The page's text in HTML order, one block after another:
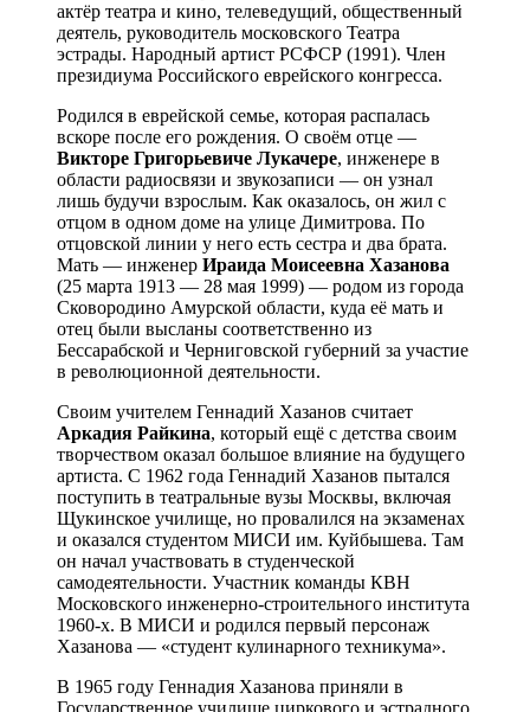
актёр театра и кино, телеведущий, общественный
деятель, руководитель московского Театра
эстрады. Народный артист РСФСР (1991). Член
президиума Российского еврейского конгресса.
Родился в еврейской семье, которая распалась
вскоре после его рождения. О своём отце —
Викторе Григорьевиче Лукачере, инженере в
области радиосвязи и звукозаписи — он узнал
лишь будучи взрослым. Как оказалось, он жил с
отцом в одном доме на улице Димитрова. По
отцовской линии у него есть сестра и два брата.
Мать — инженер Ираида Моисеевна Хазанова
(25 марта 1913 — 28 мая 1999) — родом из города
Сковородино Амурской области, куда её мать и
отец были высланы соответственно из
Бессарабской и Черниговской губерний за участие
в революционной деятельности.
Своим учителем Геннадий Хазанов считает
Аркадия Райкина, который ещё с детства своим
творчеством оказал большое влияние на будущего
артиста. С 1962 года Геннадий Хазанов пытался
поступить в театральные вузы Москвы, включая
Щукинское училище, но провалился на экзаменах
и оказался студентом МИСИ им. Куйбышева. Там
он начал участвовать в студенческой
самодеятельности. Участник команды КВН
Московского инженерно-строительного института
1960-х. В МИСИ и родился первый персонаж
Хазанова — «студент кулинарного техникума».
В 1965 году Геннадия Хазанова приняли в
Государственное училище циркового и эстрадного